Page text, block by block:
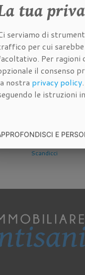
proprietà
dei dati
Scandicci
tua
serviamo di
per cui
Per ragioni
il consenso
nostra privacy policy
le istruzioni
E